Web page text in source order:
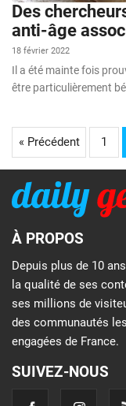
Des
anti-âge
18 février 2022
Il a été mainte fois
être particulièrement
« Précédent 1
À PROPOS
Depuis plus de 10
la qualité de ses
ses millions de
des communautés
engagées de France.
SUIVEZ-NOUS